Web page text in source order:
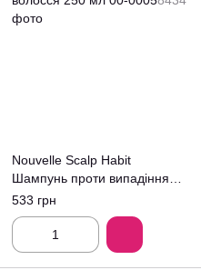
Nouvelle Scalp Habit
Шампунь проти випадіння
волосся 250 мл
533 грн